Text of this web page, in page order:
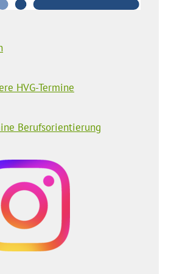
HVG-Termine
Berufsorientierung